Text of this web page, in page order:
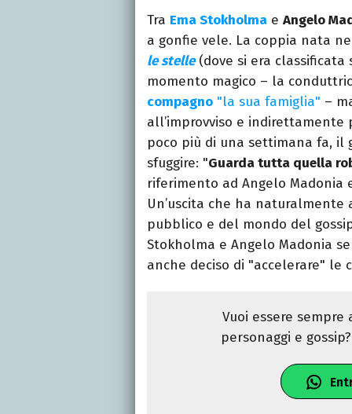
Tra Ema Stokholma e Angelo
a gonfie vele. La coppia nata
le stelle(dove si era classificata
momento magico – la
compagno "la sua famiglia" –
all’improvviso e
poco più di una settimana fa, il
sfuggire: "Guarda tutta quella
riferimento ad Angelo Madonia
Un’uscita che ha
pubblico e del mondo del
Stokholma e Angelo Madonia
anche deciso di "accelerare" le
Vuoi essere
personaggi e